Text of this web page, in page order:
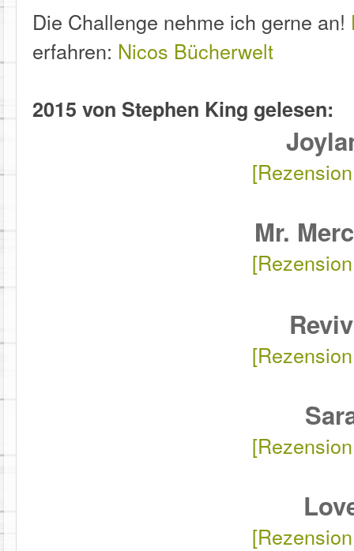
Die Challenge nehme ich gerne an!
erfahren: Nicos Bücherwelt
2015 von Stephen King gelesen:
Mr.